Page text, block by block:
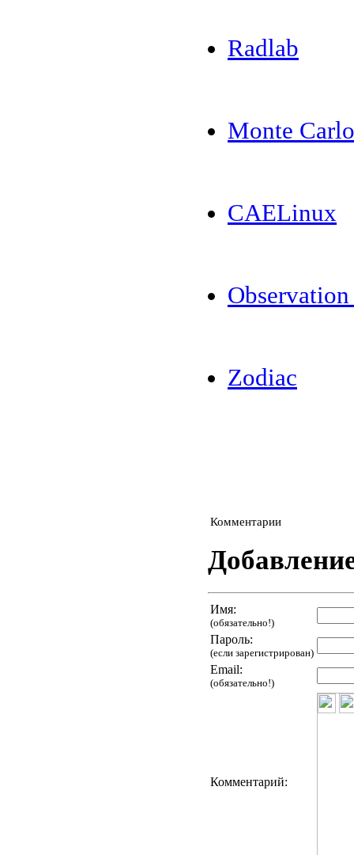
Radlab
Monte
CAELinux
Zodiac
Комментарии
Имя:
(обязательно!)
Пароль:
(если зарегистрирован)
Email:
(обязательно!)
Комментарий: